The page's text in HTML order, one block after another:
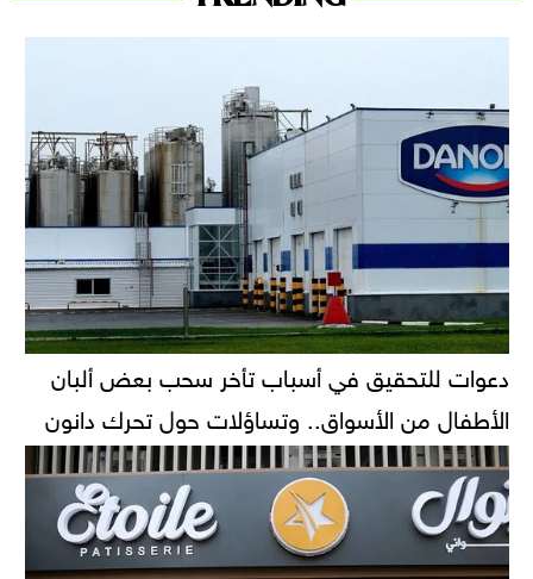
دعوات للتحقيق في أسباب تأخر سحب بعض ألبان
الأطفال من الأسواق.. وتساؤلات حول تحرك دانون